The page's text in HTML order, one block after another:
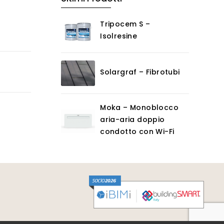
Tripocem S –
Isolresine
Solargraf – Fibrotubi
Moka – Monoblocco
aria-aria doppio
condotto con Wi-Fi